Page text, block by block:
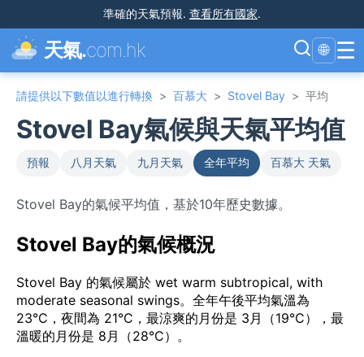
準確的天氣預報. 查看所有國家.
天氣.com.hk 🌐 ☰
請提供以下數值以進行轉換 > 百慕大 > Stovel Bay > 平均
Stovel Bay氣候與天氣平均值
預報 八月天氣 九月天氣 全年平均 百慕大 天氣
Stovel Bay的氣候平均值，基於10年歷史數據。
Stovel Bay的氣候概況
Stovel Bay 的氣候屬於 wet warm subtropical, with
moderate seasonal swings。全年午後平均氣溫為
23°C，夜間為 21°C，最涼爽的月份是 3月（19°C），最
溫暖的月份是 8月（28°C）。